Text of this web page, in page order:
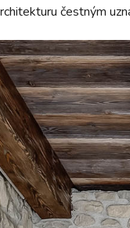
čestným